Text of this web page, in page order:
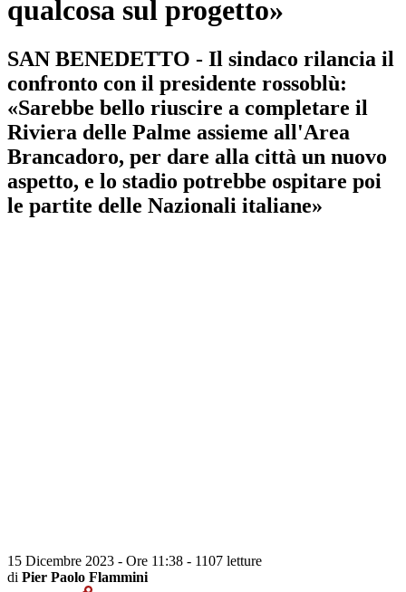
qualcosa sul progetto»
SAN BENEDETTO - Il sindaco rilancia il
confronto con il presidente rossoblù:
«Sarebbe bello riuscire a completare il
Riviera delle Palme assieme all'Area
Brancadoro, per dare alla città un nuovo
aspetto, e lo stadio potrebbe ospitare poi
le partite delle Nazionali italiane»
15 Dicembre 2023 - Ore 11:38 - 1107 letture
di Pier Paolo Flammini